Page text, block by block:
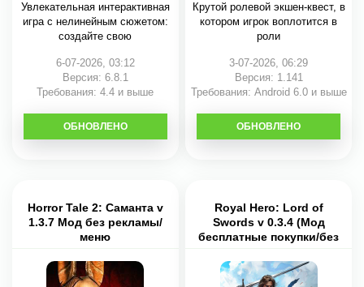
Увлекательная интерактивная
игра с нелинейным сюжетом:
создайте свою
6-07-2026, 03:12
Версия: 6.8.1
Требования: 4.4 и выше
СКАЧАТЬ
ОБНОВЛЕНО
Крутой ролевой экшен-квест, в
котором игрок воплотится в
роли
3-07-2026, 06:29
Версия: 1.141
Требования: Android 6.0 и выше
СКАЧАТЬ
ОБНОВЛЕНО
Horror Tale 2: Саманта v
1.3.7 Мод без рекламы/
меню
Royal Hero: Lord of
Swords v 0.3.4 (Мод
бесплатные покупки/без